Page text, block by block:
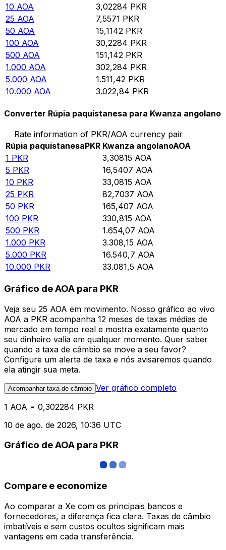
10 AOA 3,02284 PKR
25 AOA 7,5571 PKR
50 AOA 15,1142 PKR
100 AOA 30,2284 PKR
500 AOA 151,142 PKR
1.000 AOA 302,284 PKR
5.000 AOA 1.511,42 PKR
10.000 AOA 3.022,84 PKR
Converter Rúpia paquistanesa para Kwanza angolano
Rate information of PKR/AOA currency pair
Rúpia paquistanesaPKR Kwanza angolanoAOA
1 PKR 3,30815 AOA
5 PKR 16,5407 AOA
10 PKR 33,0815 AOA
25 PKR 82,7037 AOA
50 PKR 165,407 AOA
100 PKR 330,815 AOA
500 PKR 1.654,07 AOA
1.000 PKR 3.308,15 AOA
5.000 PKR 16.540,7 AOA
10.000 PKR 33.081,5 AOA
Gráfico de AOA para PKR
Veja seu 25 AOA em movimento. Nosso gráfico ao vivo
AOA a PKR acompanha 12 meses de taxas médias de
mercado em tempo real e mostra exatamente quanto
seu dinheiro valia em qualquer momento. Quer saber
quando a taxa de câmbio se move a seu favor?
Configure um alerta de taxa e nós avisaremos quando
ela atingir sua meta.
Acompanhar taxa de câmbio Ver gráfico completo
1 AOA = 0,302284 PKR
10 de ago. de 2026, 10:36 UTC
Gráfico de AOA para PKR
Compare e economize
Ao comparar a Xe com os principais bancos e
fornecedores, a diferença fica clara. Taxas de câmbio
imbatíveis e sem custos ocultos significam mais
vantagens em cada transferência.